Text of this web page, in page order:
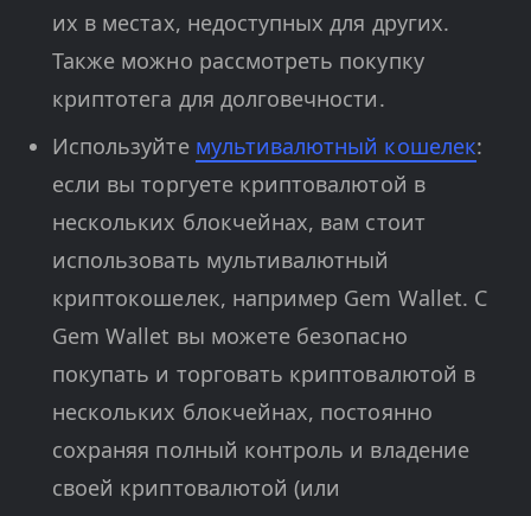
их в местах, недоступных для других.
Также можно рассмотреть покупку
криптотега для долговечности.
Используйте мультивалютный кошелек:
если вы торгуете криптовалютой в
нескольких блокчейнах, вам стоит
использовать мультивалютный
криптокошелек, например Gem Wallet. С
Gem Wallet вы можете безопасно
покупать и торговать криптовалютой в
нескольких блокчейнах, постоянно
сохраняя полный контроль и владение
своей криптовалютой (или